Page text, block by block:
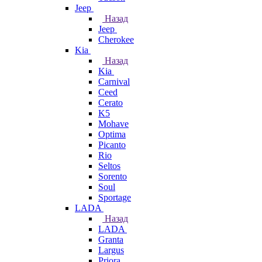
Jeep
Назад
Jeep
Cherokee
Kia
Назад
Kia
Carnival
Ceed
Cerato
K5
Mohave
Optima
Picanto
Rio
Seltos
Sorento
Soul
Sportage
LADA
Назад
LADA
Granta
Largus